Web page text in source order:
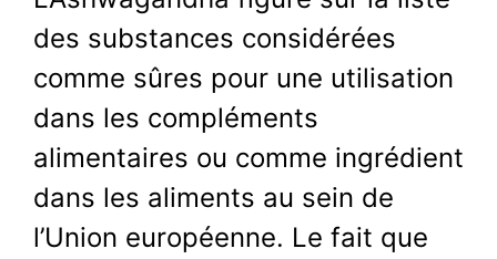
des substances considérées
comme sûres pour une utilisation
dans les compléments
alimentaires ou comme ingrédient
dans les aliments au sein de
l’Union européenne. Le fait que